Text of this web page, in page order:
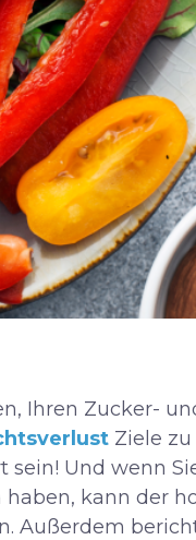
Ihren Zucker-
Ziele
sein! Und wenn
kann der
Außerdem